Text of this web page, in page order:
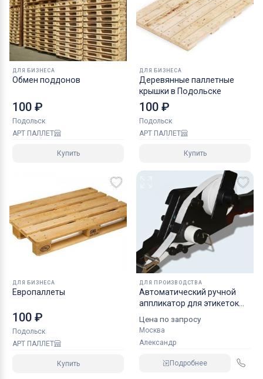
ДЛЯ БИЗНЕСА
Обмен поддонов
100 ₽
Подольск
АРТ ПАЛЛЕТ
Купить
ДЛЯ БИЗНЕСА
Деревянные паллетные
крышки в Подольске
100 ₽
Подольск
АРТ ПАЛЛЕТ
Купить
ДЛЯ БИЗНЕСА
Европаллеты
100 ₽
Подольск
АРТ ПАЛЛЕТ
Купить
ДЛЯ ПРОИЗВОДСТВА
Автоматический ручной
аппликатор для этикеток
Цена по запросу
Москва
Александр
Подробнее